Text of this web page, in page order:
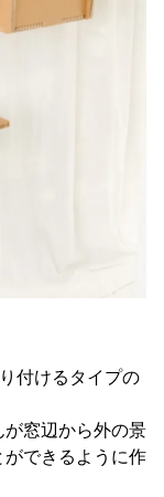
付けるタイプの
が窓辺から外の景
できるように作